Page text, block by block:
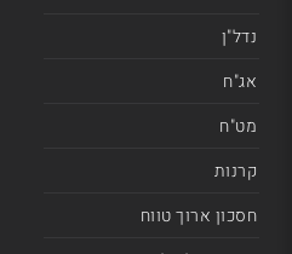
נדל"ן
אג"ח
מט"ח
קרנות
חסכון ארוך טווח